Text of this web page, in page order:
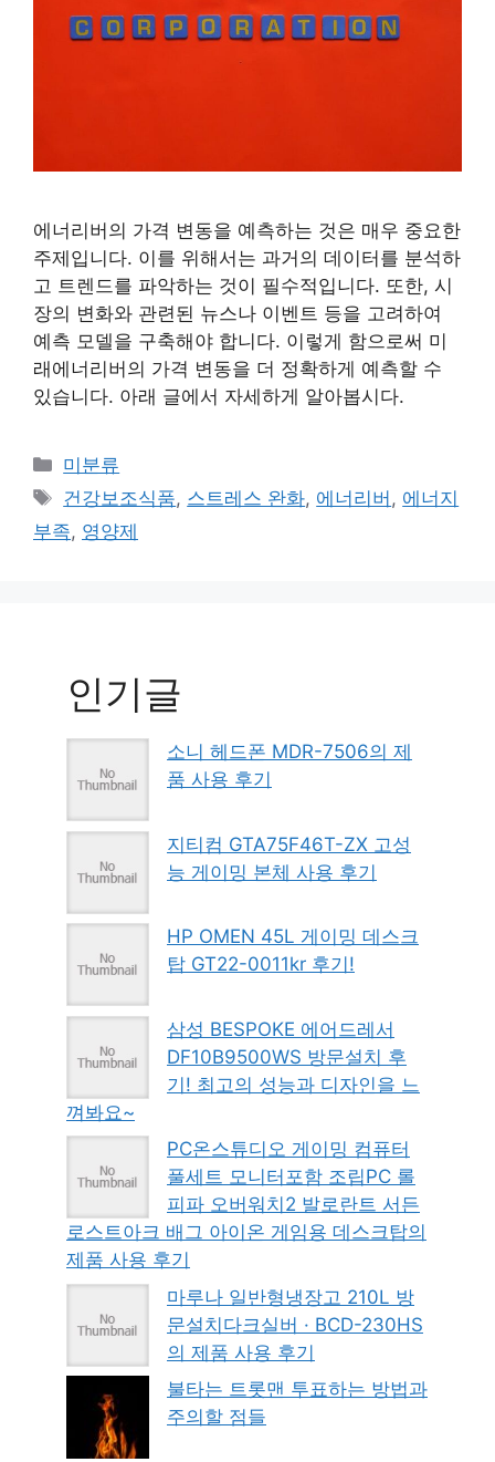
에너리버의 가격 변동을 예측하는 것은 매우 중요한
주제입니다. 이를 위해서는 과거의 데이터를 분석하
고 트렌드를 파악하는 것이 필수적입니다. 또한, 시
장의 변화와 관련된 뉴스나 이벤트 등을 고려하여
예측 모델을 구축해야 합니다. 이렇게 함으로써 미
래에너리버의 가격 변동을 더 정확하게 예측할 수
있습니다. 아래 글에서 자세하게 알아봅시다.
Categories
미분류
Tags
건강보조식품, 스트레스 완화, 에너리버 , 에너지
부족, 영양제
인기글
소니 헤드폰 MDR-7506의 제
품 사용 후기
지티컴 GTA75F46T-ZX 고성
능 게이밍 본체 사용 후기
HP OMEN 45L 게이밍 데스크
탑 GT22-0011kr 후기!
삼성 BESPOKE 에어드레서
DF10B9500WS 방문설치 후
기! 최고의 성능과 디자인을 느
껴봐요~
PC온스튜디오 게이밍 컴퓨터
풀세트 모니터포함 조립PC 롤
피파 오버워치2 발로란트 서든
로스트아크 배그 아이온 게임용 데스크탑의
제품 사용 후기
마루나 일반형냉장고 210L 방
문설치다크실버 · BCD-230HS
의 제품 사용 후기
불타는 트롯맨 투표하는 방법과
주의할 점들